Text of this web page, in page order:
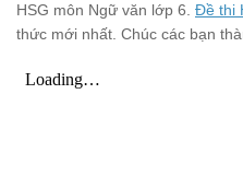
HSG môn Ngữ văn lớp 6. Đề thi
thức mới nhất. Chúc các bạn